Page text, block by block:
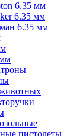
6.35 мм
6.35 мм
6.35 мм
пистолеты